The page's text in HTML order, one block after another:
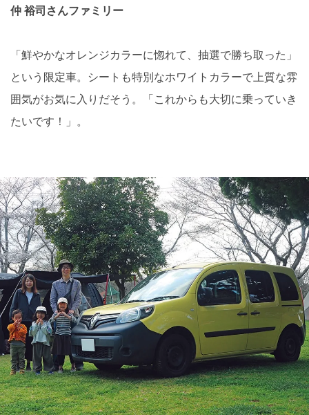
仲 裕司さんファミリー
「鮮やかなオレンジカラーに惚れて、抽選で勝ち取った」
という限定車。シートも特別なホワイトカラーで上質な雰
囲気がお気に入りだそう。「これからも大切に乗っていき
たいです！」。